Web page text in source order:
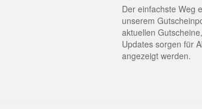
Der einfachste Weg
unserem
aktuellen
Updates sorgen für
angezeigt werden.